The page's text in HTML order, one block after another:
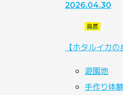
2026.04.30
自然
【ホタルイカ
遊園地
手作り体験